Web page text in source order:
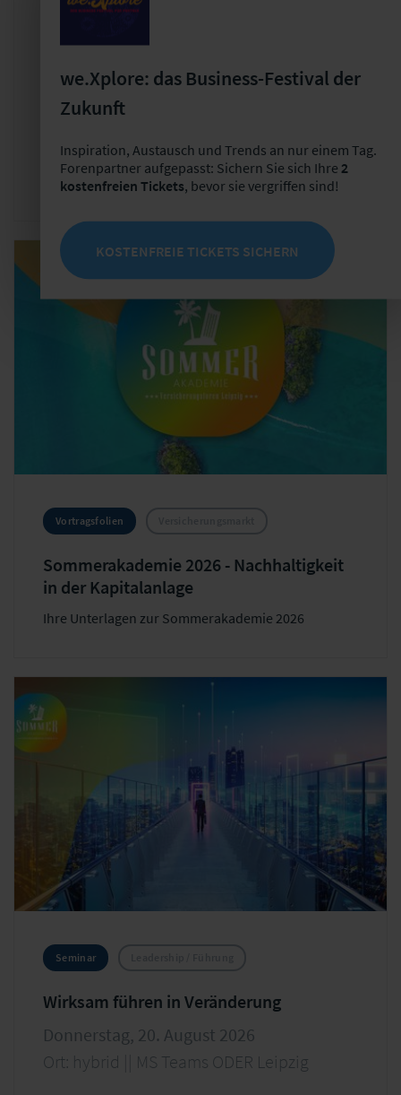
Generative AI in der
Versicherungswirtschaft
Ort: hybrid || MS Teams ODER Leipzig
Vortragsfolien
Sommerakademie 2026 - Nachhaltigkeit
in der Kapitalanlage
Ihre Unterlagen zur Sommerakademie 2026
Seminar
Wirksam führen in Veränderung
Donnerstag, 20. August 2026
Ort: hybrid || MS Teams ODER Leipzig
we.Xplore: das Business-Festival der
Zukunft
Inspiration, Austausch und Trends an nur einem Tag.
Forenpartner aufgepasst: Sichern Sie sich Ihre 2
kostenfreien Tickets, bevor sie vergriffen sind!
KOSTENFREIE TICKETS SICHERN